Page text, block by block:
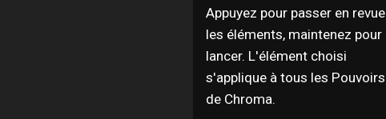
Appuyez pour passer en revue
les éléments, maintenez pour
lancer. L'élément choisi
s'applique à tous les Pouvoirs
de Chroma.